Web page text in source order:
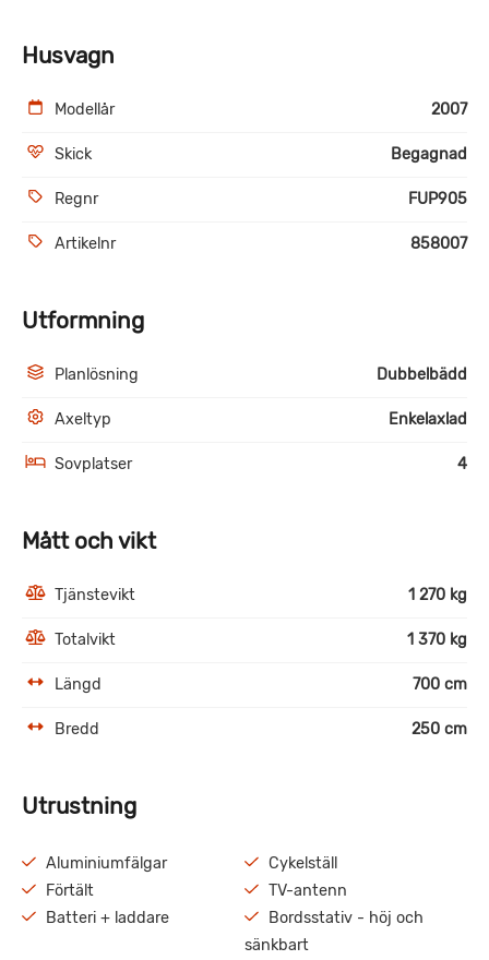
Husvagn
Modellår 2007
Skick Begagnad
Regnr FUP905
Artikelnr 858007
Utformning
Planlösning Dubbelbädd
Axeltyp Enkelaxlad
Sovplatser 4
Mått och vikt
Tjänstevikt 1 270 kg
Totalvikt 1 370 kg
Längd 700 cm
Bredd 250 cm
Utrustning
Aluminiumfälgar
Cykelställ
Förtält
TV-antenn
Batteri + laddare
Bordsstativ - höj och
sänkbart